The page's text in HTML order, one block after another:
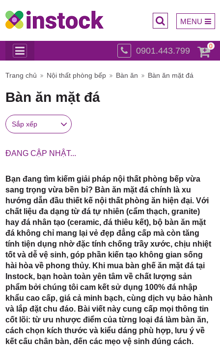
0901.443.799 0
MENU
Trụ sở
chính:
3/6D, ấp
Tiền Lân,
Trang chủ Nội thất phòng bếp Bàn ăn Bàn ăn mặt đá
Bàn ăn mặt đá
Sắp xếp
ĐANG CẬP NHẬT...
Bạn đang tìm kiếm giải pháp nội thất phòng bếp vừa
sang trọng vừa bền bỉ? Bàn ăn mặt đá chính là xu
hướng dẫn đầu thiết kế nội thất phòng ăn hiện đại. Với
chất liệu đa dạng từ đá tự nhiên (cẩm thạch, granite)
hay đá nhân tạo (ceramic, đá thiêu kết), bộ bàn ăn mặt
đá không chỉ mang lại vẻ đẹp đẳng cấp mà còn tăng
tính tiện dụng nhờ đặc tính chống trầy xước, chịu nhiệt
tốt và dễ vệ sinh, góp phần kiến tạo không gian sống
hài hòa về phong thủy. Khi mua bàn ghế ăn mặt đá tại
Instock, bạn hoàn toàn yên tâm về chất lượng sản
phẩm bởi chúng tôi cam kết sử dụng 100% đá nhập
khẩu cao cấp, giá cả minh bạch, cùng dịch vụ bảo hành
và lắp đặt chu đáo. Bài viết này cung cấp mọi thông tin
cốt lõi: từ ưu nhược điểm của từng loại đá làm bàn ăn,
cách chọn kích thước và kiểu dáng phù hợp, lưu ý về
kết cấu chân bàn, đến các mẹo vệ sinh đúng cách.